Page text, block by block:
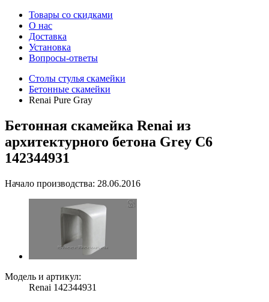
Товары со скидками
О нас
Доставка
Установка
Вопросы-ответы
Столы стулья скамейки
Бетонные скамейки
Renai Pure Gray
Бетонная скамейка Renai из
архитектурного бетона Grey C6
142344931
Начало производства: 28.06.2016
Модель и артикул:
Renai 142344931